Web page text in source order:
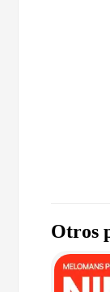
Otros